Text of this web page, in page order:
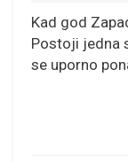
Kad god
Postoji jedna
se uporno